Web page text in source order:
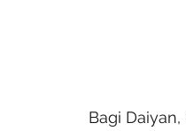
Bagi